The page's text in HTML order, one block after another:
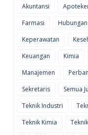
Akuntansi
Farmasi
Keperawatan
Keuangan
Kimia
Manajemen
Sekretaris
Semua
Teknik Industri
Teknik Kimia